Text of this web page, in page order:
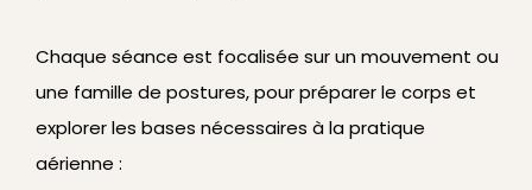
Chaque séance est focalisée sur un mouvement ou
une famille de postures, pour préparer le corps et
explorer les bases nécessaires à la pratique
aérienne :